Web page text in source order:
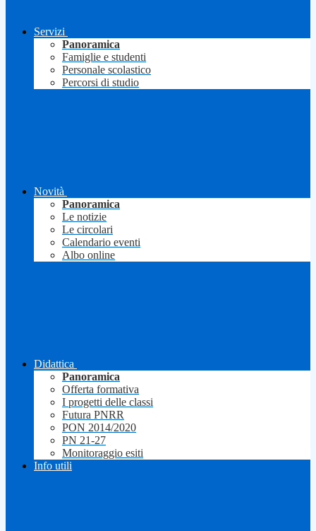
Servizi
Panoramica
Famiglie e studenti
Personale scolastico
Percorsi di studio
Novità
Panoramica
Le notizie
Le circolari
Calendario eventi
Albo online
Didattica
Panoramica
Offerta formativa
I progetti delle classi
Futura PNRR
PON 2014/2020
PN 21-27
Monitoraggio esiti
Info utili